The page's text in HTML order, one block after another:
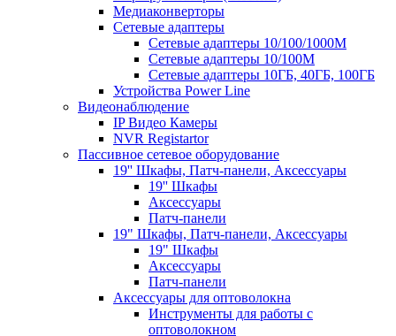
Медиаконверторы
Сетевые адаптеры
Сетевые адаптеры 10/100/1000М
Сетевые адаптеры 10/100M
Сетевые адаптеры 10ГБ, 40ГБ, 100ГБ
Устройства Power Line
Видеонаблюдение
IP Видео Камеры
NVR Registartor
Пассивное сетевое оборудование
19'' Шкафы, Патч-панели, Аксессуары
19'' Шкафы
Аксессуары
Патч-панели
19" Шкафы, Патч-панели, Аксессуары
19" Шкафы
Аксессуары
Патч-панели
Аксессуары для оптоволокна
Инструменты для работы с
оптоволокном